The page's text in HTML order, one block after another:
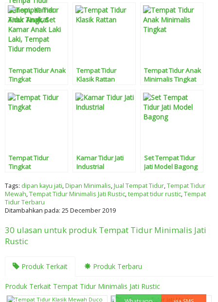
Tempat Tidur Anak
Tingkat
Tempat Tidur
Klasik Rattan
Tempat Tidur Anak
Minimalis Tingkat
Tempat Tidur
Tingkat
Kamar Tidur Jati
Industrial
Set Tempat Tidur
Jati Model Bagong
Tags: dipan kayu jati,Dipan Minimalis,Jual Tempat Tidur,Tempat Tidur
Mewah,Tempat Tidur Minimalis Jati Rustic,tempat tidur rustic,Tempat
Tidur Terbaru
Ditambahkan pada: 25 December 2019
30 ulasan untuk produk Tempat Tidur Minimalis Jati
Rustic
Produk Terkait Produk Terbaru
Produk Terkait Tempat Tidur Minimalis Jati Rustic